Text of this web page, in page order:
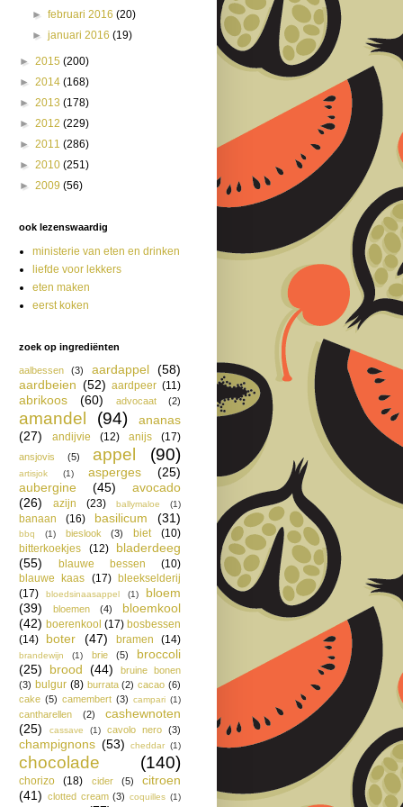
►februari 2016(20)
►januari 2016(19)
► 2015 (200)
► 2014 (168)
► 2013 (178)
► 2012 (229)
► 2011 (286)
► 2010 (251)
► 2009 (56)
ook lezenswaardig
ministerie van eten en drinken
liefde voor lekkers
eten maken
eerst koken
zoek op ingrediënten
aalbessen (3) aardappel (58)
aardbeien (52) aardpeer (11)
abrikoos (60) advocaat (2)
amandel (94)
ananas
(27)
andijvie (12) anijs (17)
ansjovis (5) appel (90)
artisjok (1) asperges
(25)
aubergine
(45)
avocado
(26)
azijn (23) ballymaloe (1)
banaan (16) basilicum (31)
bbq (1) bieslook (3) biet
(10)
bitterkoekjes
(12)
bladerdeeg
(55)
blauwe bessen
(10)
blauwe kaas (17) bleekselderij
(17)
bloedsinaasappel (1)
bloem
(39)
bloemen (4)
bloemkool
(42) boerenkool (17) bosbessen
(14)
boter (47) bramen (14)
brandewijn (1) brie (5)
broccoli
(25)
brood (44)
bruine bonen
(3) bulgur (8) burrata (2) cacao (6)
cake (5) camembert (3) campari (1)
cantharellen (2)
cashewnoten
(25)
cassave (1) cavolo nero (3)
champignons (53) cheddar (1)
chocolade (140)
chorizo (18) cider (5)
citroen
(41) clotted cream (3) coquilles (1)